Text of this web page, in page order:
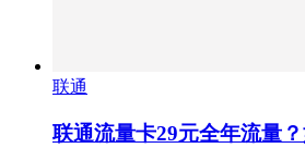
联通
联通流量卡29元全年流量